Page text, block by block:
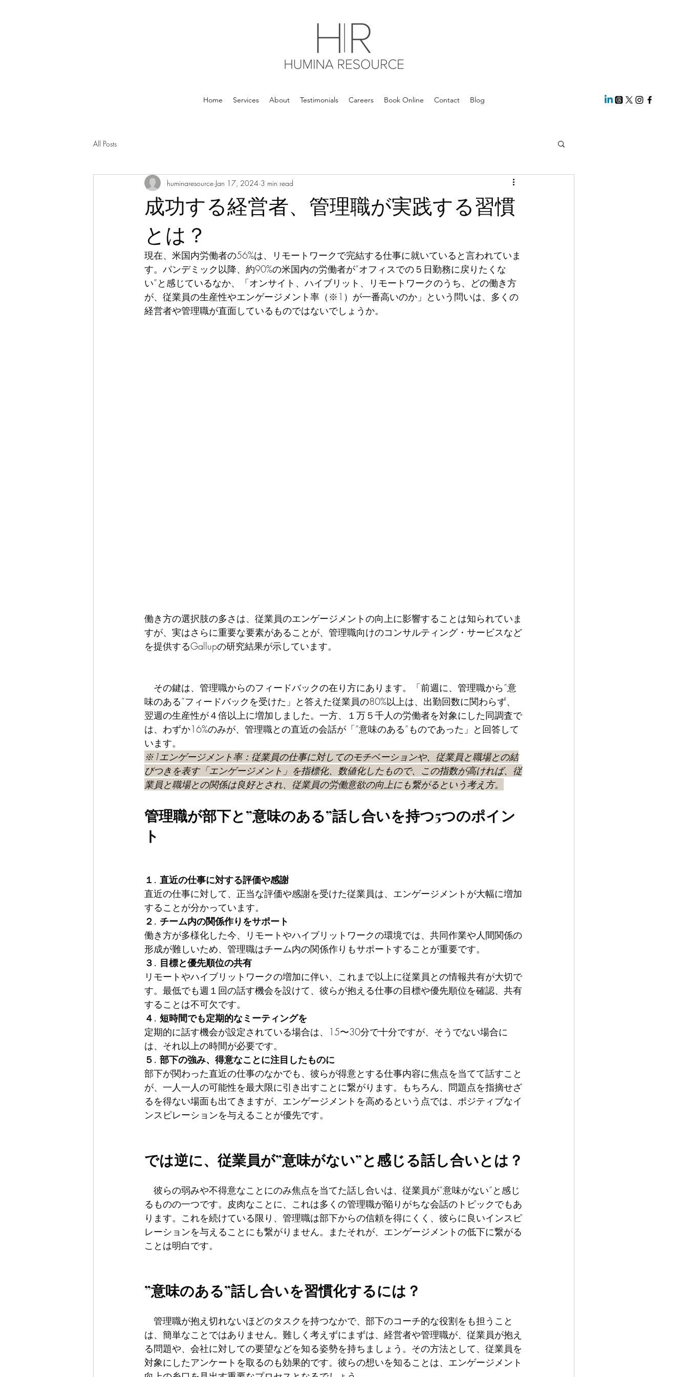
Home Services About Testimonials Careers Book Online Contact Blog
All Posts
成功する経営者、管理職が実践する習慣
とは？
huminaresource Jan 17, 2024 3 min read
現在、米国内労働者の56%は、リモートワークで完結する仕事に就いていると言われていま
す。パンデミック以降、約90%の米国内の労働者が”オフィスでの５日勤務に戻りたくな
い”と感じているなか、「オンサイト、ハイブリット、リモートワークのうち、どの働き方
が、従業員の生産性やエンゲージメント率（※1）が一番高いのか」という問いは、多くの
経営者や管理職が直面しているものではないでしょうか。
働き方の選択肢の多さは、従業員のエンゲージメントの向上に影響することは知られていま
すが、実はさらに重要な要素があることが、管理職向けのコンサルティング・サービスなど
を提供するGallupの研究結果が示しています。
その鍵は、管理職からのフィードバックの在り方にあります。「前週に、管理職から”意
味のある”フィードバックを受けた」と答えた従業員の80%以上は、出勤回数に関わらず、
翌週の生産性が４倍以上に増加しました。一方、１万５千人の労働者を対象にした同調査で
は、わずか16%のみが、管理職との直近の会話が「”意味のある”ものであった」と回答して
います。
※1エンゲージメント率：従業員の仕事に対してのモチベーションや、従業員と職場との結
びつきを表す「エンゲージメント」を指標化、数値化したもので、この指数が高ければ、従
業員と職場との関係は良好とされ、従業員の労働意欲の向上にも繋がるという考え方。
管理職が部下と”意味のある”話し合いを持つ5つのポイン
ト
１. 直近の仕事に対する評価や感謝
直近の仕事に対して、正当な評価や感謝を受けた従業員は、エンゲージメントが大幅に増加
することが分かっています。
２. チーム内の関係作りをサポート
働き方が多様化した今、リモートやハイブリットワークの環境では、共同作業や人間関係の
形成が難しいため、管理職はチーム内の関係作りもサポートすることが重要です。
３. 目標と優先順位の共有
リモートやハイブリットワークの増加に伴い、これまで以上に従業員との情報共有が大切で
す。最低でも週１回の話す機会を設けて、彼らが抱える仕事の目標や優先順位を確認、共有
することは不可欠です。
４. 短時間でも定期的なミーティングを
定期的に話す機会が設定されている場合は、15〜30分で十分ですが、そうでない場合に
は、それ以上の時間が必要です。
５. 部下の強み、得意なことに注目したものに
部下が関わった直近の仕事のなかでも、彼らが得意とする仕事内容に焦点を当てて話すこと
が、一人一人の可能性を最大限に引き出すことに繋がります。もちろん、問題点を指摘せざ
るを得ない場面も出てきますが、エンゲージメントを高めるという点では、ポジティブなイ
ンスピレーションを与えることが優先です。
では逆に、従業員が”意味がない”と感じる話し合いとは？
彼らの弱みや不得意なことにのみ焦点を当てた話し合いは、従業員が”意味がない”と感じ
るものの一つです。皮肉なことに、これは多くの管理職が陥りがちな会話のトピックでもあ
ります。これを続けている限り、管理職は部下からの信頼を得にくく、彼らに良いインスピ
レーションを与えることにも繋がりません。またそれが、エンゲージメントの低下に繋がる
ことは明白です。
”意味のある”話し合いを習慣化するには？
管理職が抱え切れないほどのタスクを持つなかで、部下のコーチ的な役割をも担うこと
は、簡単なことではありません。難しく考えずにまずは、経営者や管理職が、従業員が抱え
る問題や、会社に対しての要望などを知る姿勢を持ちましょう。その方法として、従業員を
対象にしたアンケートを取るのも効果的です。彼らの想いを知ることは、エンゲージメント